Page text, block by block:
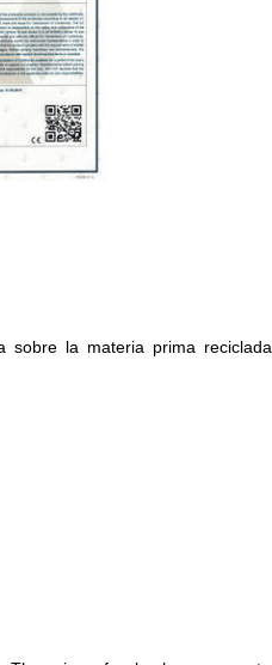
la materia prima reciclada,